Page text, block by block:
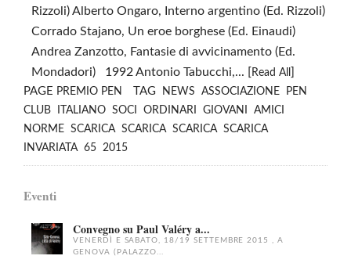
Rizzoli) Alberto Ongaro, Interno argentino (Ed. Rizzoli)
Corrado Stajano, Un eroe borghese (Ed. Einaudi)
Andrea Zanzotto, Fantasie di avvicinamento (Ed.
Mondadori) 1992 Antonio Tabucchi,... [ Read All ]
PAGE PREMIO PEN TAG NEWS ASSOCIAZIONE
PEN
CLUB
ITALIANO SOCI ORDINARI GIOVANI
AMICI
NORME SCARICA SCARICA SCARICA SCARICA
INVARIATA 65 2015
Eventi
Convegno su Paul Valéry a...
VENERDÌ E SABATO, 18/19 SETTEMBRE 2015 , A
GENOVA (PALAZZO...